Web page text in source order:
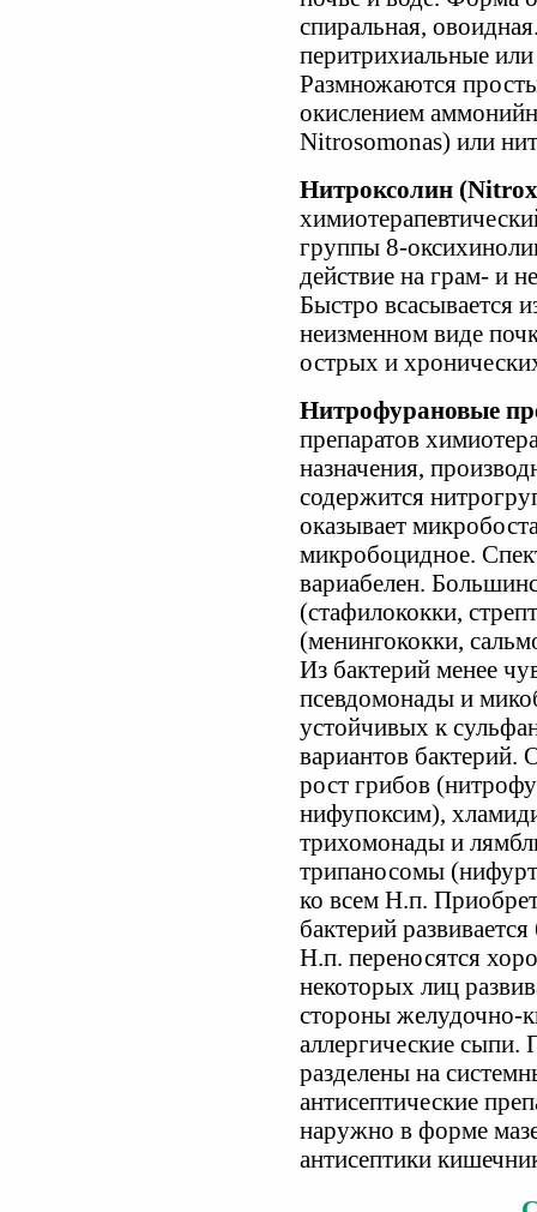
спиральная,
перитрихиальные
Размножаются
окислением
Nitrosomonas) или
Нитроксолин
группы 8-
действие на грам- и
Быстро всасывается
неизменном виде
острых и
Нитрофурановые
препаратов
назначения,
содержится
оказывает
микробоцидное.
вариабелен.
(стафилококки,
(менингококки,
Из бактерий менее
псевдомонады и
устойчивых к
вариантов бактерий.
рост грибов
нифупоксим),
трихомонады и
трипаносомы
ко всем Н.п.
бактерий
Н.п. переносятся
некоторых лиц
стороны желудочно-
аллергические сыпи.
разделены на
антисептические
наружно в форме
антисептики